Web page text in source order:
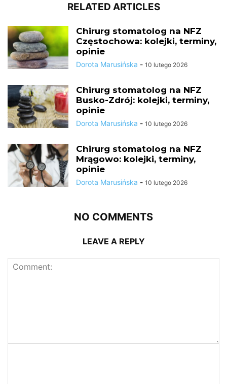
RELATED ARTICLES
Chirurg stomatolog na NFZ
Częstochowa: kolejki, terminy,
opinie
Dorota Marusińska - 10 lutego 2026
Chirurg stomatolog na NFZ
Busko-Zdrój: kolejki, terminy,
opinie
Dorota Marusińska - 10 lutego 2026
Chirurg stomatolog na NFZ
Mrągowo: kolejki, terminy,
opinie
Dorota Marusińska - 10 lutego 2026
NO COMMENTS
LEAVE A REPLY